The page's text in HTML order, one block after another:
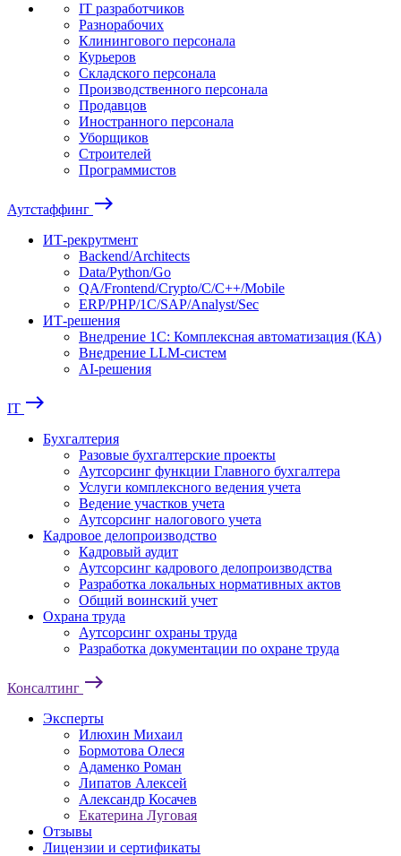
IT разработчиков
Разнорабочих
Клинингового персонала
Курьеров
Складского персонала
Производственного персонала
Продавцов
Иностранного персонала
Уборщиков
Строителей
Программистов
Аутстаффинг east
ИТ-рекрутмент
Backend/Architects
Data/Python/Go
QA/Frontend/Crypto/C/C++/Mobile
ERP/PHP/1C/SAP/Analyst/Sec
ИТ-решения
Внедрение 1С: Комплексная автоматизация (КА)
Внедрение LLM-систем
AI-решения
IT east
Бухгалтерия
Разовые бухгалтерские проекты
Аутсорсинг функции Главного бухгалтера
Услуги комплексного ведения учета
Ведение участков учета
Аутсорсинг налогового учета
Кадровое делопроизводство
Кадровый аудит
Аутсорсинг кадрового делопроизводства
Разработка локальных нормативных актов
Общий воинский учет
Охрана труда
Аутсорсинг охраны труда
Разработка документации по охране труда
Консалтинг east
Эксперты
Илюхин Михаил
Бормотова Олеся
Адаменко Роман
Липатов Алексей
Александр Косачев
Екатерина Луговая
Отзывы
Лицензии и сертификаты